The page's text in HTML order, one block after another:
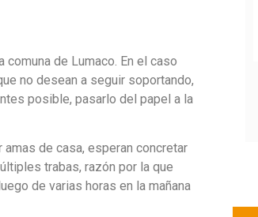
de Lumaco. En el caso
no desean a seguir soportando,
posible, pasarlo del papel a la
de casa, esperan concretar
trabas, razón por la que
de varias horas en la mañana